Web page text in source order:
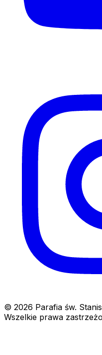
© 2026 Parafia św.
Wszelkie prawa